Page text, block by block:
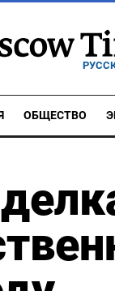
ОБЩЕСТВО